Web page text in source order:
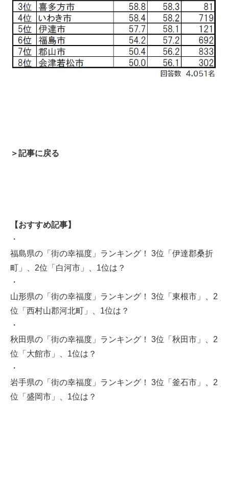
＞記事に戻る
【おすすめ記事】
・
福島県の「街の幸福度」ランキング！ 3位「伊達郡桑折
町」、2位「白河市」、1位は？
・
山形県の「街の幸福度」ランキング！ 3位「東根市」、2
位「西村山郡河北町」、1位は？
・
秋田県の「街の幸福度」ランキング！ 3位「秋田市」、2
位「大館市」、1位は？
・
岩手県の「街の幸福度」ランキング！ 3位「釜石市」、2
位「盛岡市」、1位は？